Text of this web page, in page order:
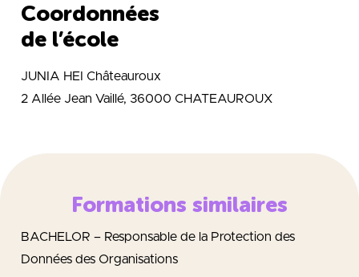
Coordonnées
de l’école
JUNIA HEI Châteauroux
2 Allée Jean Vaillé, 36000 CHATEAUROUX
Formations similaires
BACHELOR – Responsable de la Protection des
Données des Organisations